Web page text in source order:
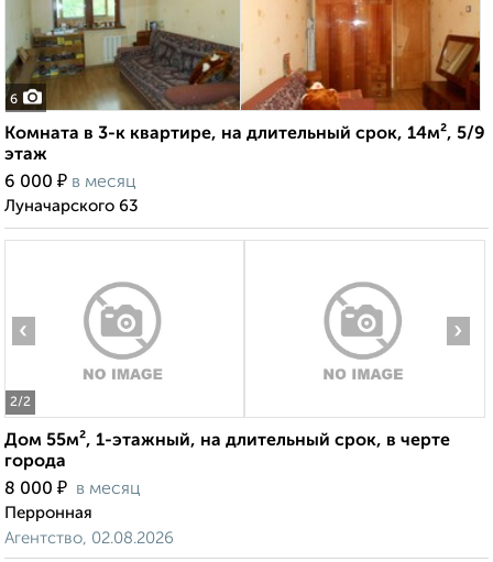
6
Комната в 3-к квартире, на длительный срок, 14м², 5/9
этаж
6 000 ₽ в месяц
Луначарского 63
2/2
‹ ›
Дом 55м², 1-этажный, на длительный срок, в черте
города
8 000 ₽ в месяц
Перронная
Агентство, 02.08.2026